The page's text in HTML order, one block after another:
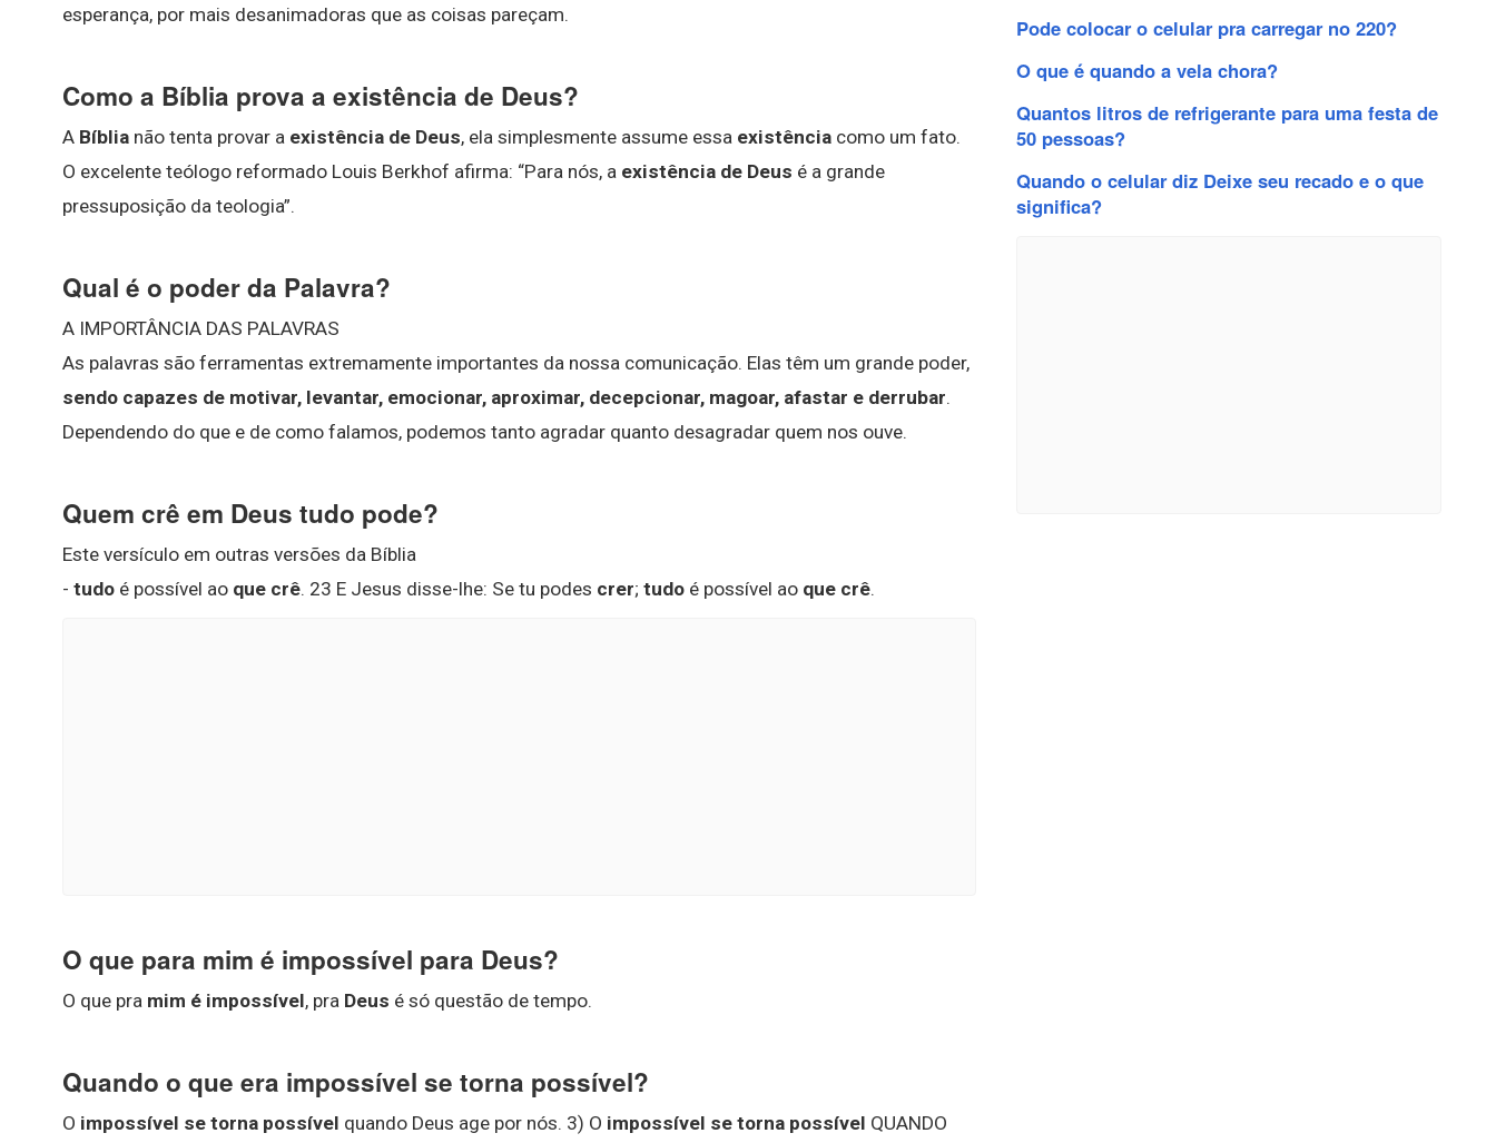
esperança, por mais desanimadoras que as coisas pareçam.
Como a Bíblia prova a existência de Deus?
A Bíblia não tenta provar a existência de Deus, ela simplesmente assume essa existência como um fato.
O excelente teólogo reformado Louis Berkhof afirma: “Para nós, a existência de Deus é a grande
pressuposição da teologia”.
Qual é o poder da Palavra?
A IMPORTÂNCIA DAS PALAVRAS
As palavras são ferramentas extremamente importantes da nossa comunicação. Elas têm um grande poder,
sendo capazes de motivar, levantar, emocionar, aproximar, decepcionar, magoar, afastar e derrubar.
Dependendo do que e de como falamos, podemos tanto agradar quanto desagradar quem nos ouve.
Quem crê em Deus tudo pode?
Este versículo em outras versões da Bíblia
- tudo é possível ao que crê. 23 E Jesus disse-lhe: Se tu podes crer; tudo é possível ao que crê.
O que para mim é impossível para Deus?
O que pra mim é impossível, pra Deus é só questão de tempo.
Quando o que era impossível se torna possível?
O impossível se torna possível quando Deus age por nós. 3) O impossível se torna possível QUANDO
Pode colocar o celular pra carregar no 220?
O que é quando a vela chora?
Quantos litros de refrigerante para uma festa de
50 pessoas?
Quando o celular diz Deixe seu recado e o que
significa?